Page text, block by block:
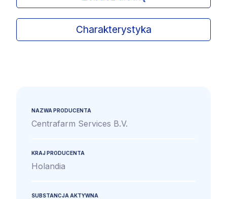
Charakterystyka
NAZWA PRODUCENTA
Centrafarm Services B.V.
KRAJ PRODUCENTA
Holandia
SUBSTANCJA AKTYWNA